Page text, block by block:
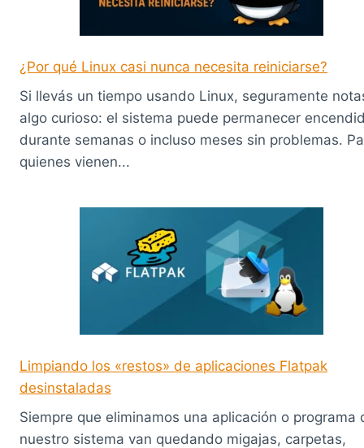
¿Por qué Linux casi nunca necesita reiniciarse?
Si llevás un tiempo usando Linux, seguramente
algo curioso: el sistema puede permanecer
durante semanas o incluso meses sin problemas.
quienes vienen...
Limpiando los «restos» de aplicaciones Flatpak
desinstaladas
Siempre que eliminamos una aplicación o programa
nuestro sistema van quedando migajas, carpetas,